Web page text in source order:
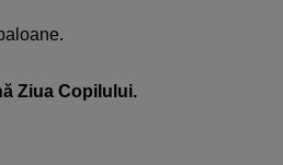
Ziua Copilului.